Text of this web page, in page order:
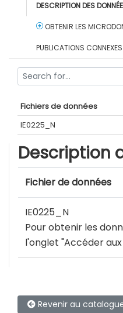
DESCRIPTION DES
OBTENIR LES
PUBLICATIONS CONNEXES
Fichiers de données
IE0225_N
Description
Fichier de données
IE0225_N
Pour obtenir les
l'onglet "Accéder
Revenir au